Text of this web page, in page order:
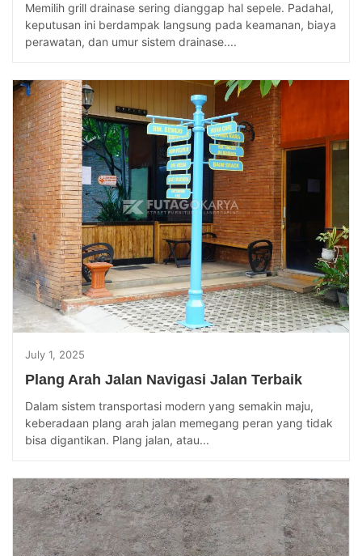
Memilih grill drainase sering dianggap hal sepele. Padahal,
keputusan ini berdampak langsung pada keamanan, biaya
perawatan, dan umur sistem drainase....
July 1, 2025
Plang Arah Jalan Navigasi Jalan Terbaik
Dalam sistem transportasi modern yang semakin maju,
keberadaan plang arah jalan memegang peran yang tidak
bisa digantikan. Plang jalan, atau...